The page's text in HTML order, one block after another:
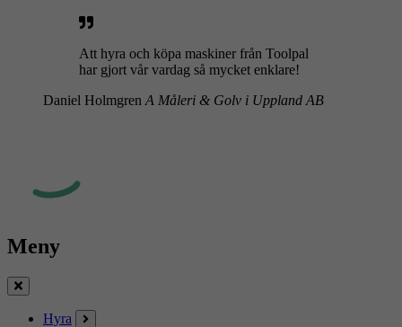
Att hyra och köpa maskiner från Toolpal
har gjort vår vardag så mycket enklare!
Daniel Holmgren A Måleri & Golv i Uppland AB
Meny
Stäng
Hyra